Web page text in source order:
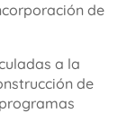
de
a la
de